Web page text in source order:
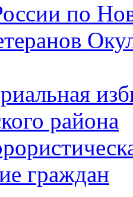
по
района
граждан